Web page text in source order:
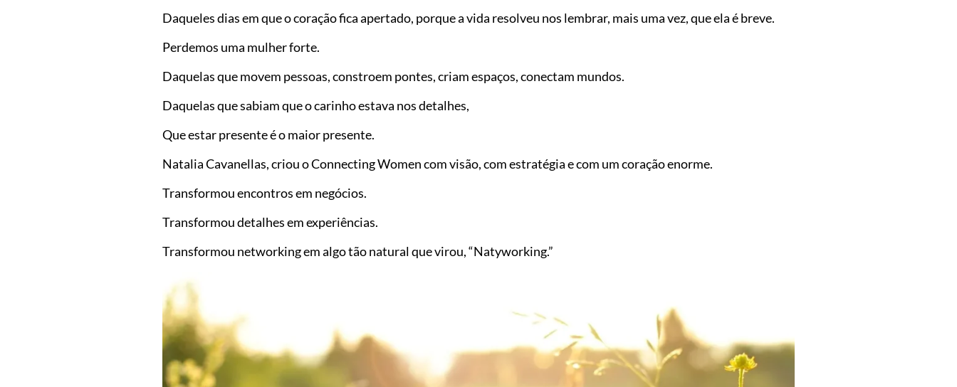
Daqueles dias em que o coração fica apertado, porque a vida resolveu nos lembrar, mais uma vez, que ela é breve.
Perdemos uma mulher forte.
Daquelas que movem pessoas, constroem pontes, criam espaços, conectam mundos.
Daquelas que sabiam que o carinho estava nos detalhes,
Que estar presente é o maior presente.
Natalia Cavanellas, criou o Connecting Women com visão, com estratégia e com um coração enorme.
Transformou encontros em negócios.
Transformou detalhes em experiências.
Transformou networking em algo tão natural que virou, “Natyworking.”